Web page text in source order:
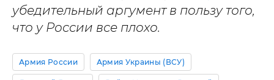
убедительный аргумент в пользу того,
что у России все плохо.
Армия России Армия Украины (ВСУ)